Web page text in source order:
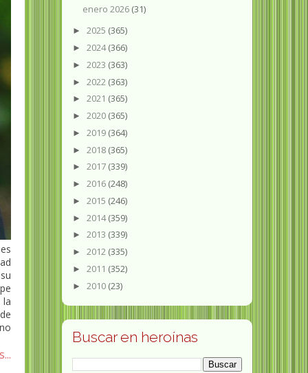
enero 2026 (31)
► 2025 (365)
► 2024(366)
► 2023 (363)
► 2022 (363)
► 2021 (365)
► 2020 (365)
► 2019 (364)
► 2018 (365)
► 2017 (339)
► 2016 (248)
► 2015 (246)
► 2014(359)
► 2013 (339)
► 2012 (335)
► 2011 (352)
► 2010 (23)
Buscar en heroínas